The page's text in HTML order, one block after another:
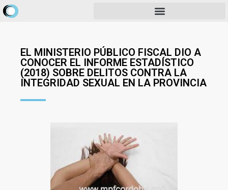
EL MINISTERIO PÚBLICO FISCAL DIO A
CONOCER EL INFORME ESTADÍSTICO
(2018) SOBRE DELITOS CONTRA LA
INTEGRIDAD SEXUAL EN LA PROVINCIA